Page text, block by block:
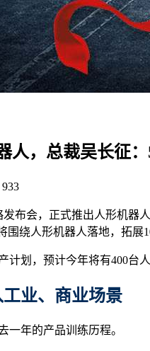
人，总裁吴长征
933
布会，正式推出人形机
绕人形机器人落地，拓展
划，预计今年将有400台
业、商业场景
一年的产品训练历程。